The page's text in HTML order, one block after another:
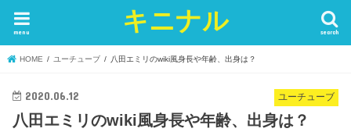
キニナル search
menu
HOME ユーチューブ 八田エミリのwiki風身長や年齢、出身は？
ユーチューブ
2020.06.12
八田エミリのwiki風身長や年齢、出身は？